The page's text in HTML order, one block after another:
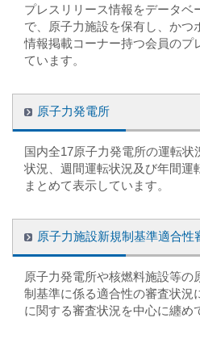
プレスリリース情報をデータベ
で、原子力施設を保有し、かつ
情報掲載コーナー持つ会員のプ
ています。
原子力発電所
国内全17原子力発電所の運転
状況、週間運転状況及び年間運
まとめて表示しています。
原子力施設新規制基準適合性
原子力発電所や核燃料施設等の
制基準に係る適合性の審査状況
に関する審査状況を中心に纏め